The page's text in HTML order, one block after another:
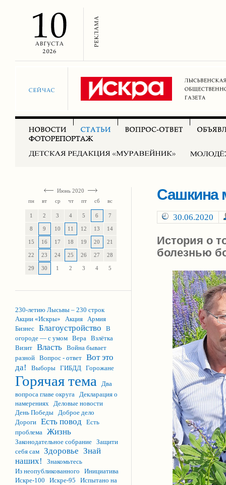
Июнь 2020
пн
вт ср чт пт сб вс
1 2 3 4 5 6 7
8 9 10 11 12 13 14
15 16 17 18 19 20 21
22 23 24 25 26 27 28
29 30 1 2 3 4 5
230-летию Лысьвы – 230 строк
Акции «Искры»
Акция Армия
Бизнес Благоустройство
В
огороде — с умом Вера Взлётка
Визит Власть Война бывает
разной Вопрос - ответ Вот это
да!
Выборы ГИБДД Горожане
Горячая тема
Два
вопроса главе округа Декларация о
намерениях Деловые новости
День Победы Доброе дело
Дороги Есть повод Есть
проблема Жизнь
Законодательное собрание Защити
себя сам Здоровье Знай
наших!
Знакомьтесь
Из неопубликованного
Инициатива
Искре-100
Искре-95
Испытано на
Сашкина
30.06.2020
История о
болезнью